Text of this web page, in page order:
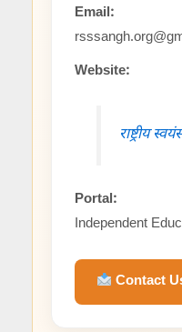
Email:
Website:
राष्ट्रीय
Portal:
Independent
Contact